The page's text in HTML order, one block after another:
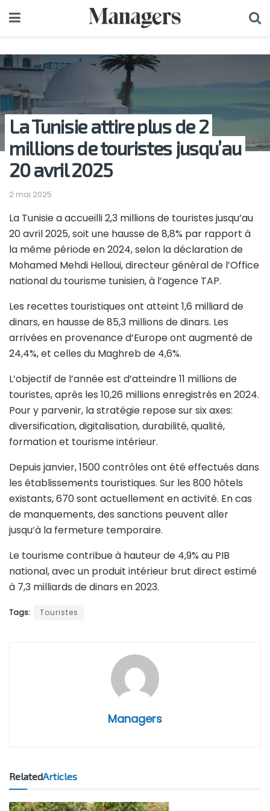
La Tunisie attire plus de 2
millions de touristes jusqu’au
20 avril 2025
2 mai 2025
La Tunisie a accueilli 2,3 millions de touristes jusqu’au
20 avril 2025, soit une hausse de 8,8% par rapport à
la même période en 2024, selon la déclaration de
Mohamed Mehdi Helloui, directeur général de l’Office
national du tourisme tunisien, à l’agence TAP.
Les recettes touristiques ont atteint 1,6 milliard de
dinars, en hausse de 85,3 millions de dinars. Les
arrivées en provenance d’Europe ont augmenté de
24,4%, et celles du Maghreb de 4,6%.
L’objectif de l’année est d’atteindre 11 millions de
touristes, après les 10,26 millions enregistrés en 2024.
Pour y parvenir, la stratégie repose sur six axes:
diversification, digitalisation, durabilité, qualité,
formation et tourisme intérieur.
Depuis janvier, 1500 contrôles ont été effectués dans
les établissements touristiques. Sur les 800 hôtels
existants, 670 sont actuellement en activité. En cas
de manquements, des sanctions peuvent aller
jusqu’à la fermeture temporaire.
Le tourisme contribue à hauteur de 4,9% au PIB
national, avec un produit intérieur brut direct estimé
à 7,3 milliards de dinars en 2023.
Tags: Touristes
Managers
RelatedArticles